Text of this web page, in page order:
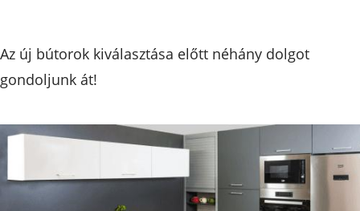
Az új bútorok kiválasztása előtt néhány dolgot
gondoljunk át!